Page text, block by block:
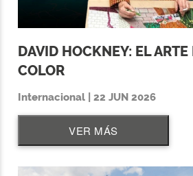
DAVID HOCKNEY: EL ARTE
COLOR
Internacional | 22 JUN 2026
VER MÁS